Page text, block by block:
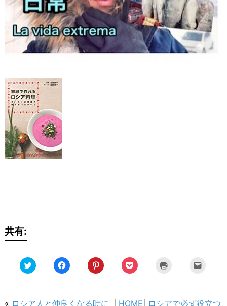
共有:
ク
リ
Twitter
Facebook
で
に
ク
リ
Pinterest
ク
リ
Pocket 印 友
« ロシア人と仲良くなる時に HOME ロシアで必ず役立つ